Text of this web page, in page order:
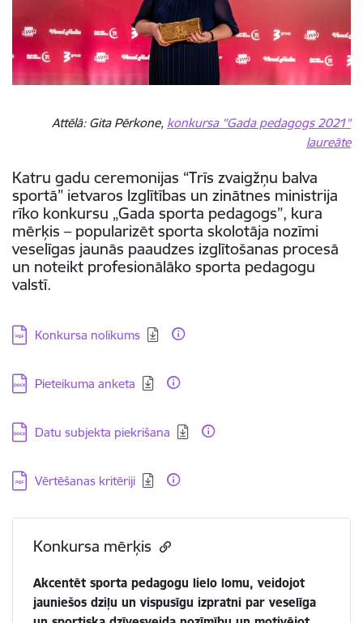
Attēlā: Gita Pērkone, konkursa "Gada pedagogs 2021"
laureāte
Katru gadu ceremonijas “Trīs zvaigžņu balva
sportā” ietvaros Izglītības un zinātnes ministrija
rīko konkursu „Gada sporta pedagogs”, kura
mērķis – popularizēt sporta skolotāja nozīmi
veselīgas jaunās paaudzes izglītošanas procesā
un noteikt profesionālāko sporta pedagogu
valstī.
Lejupielādēt:
Konkursa nolikums
Lejupielādēt:
Pieteikuma anketa
Lejupielādēt:
Datu subjekta piekrišana
Lejupielādēt:
Vērtēšanas kritēriji
Konkursa mērķis
Akcentēt sporta pedagogu lielo lomu, veidojot
jauniešos dziļu un vispusīgu izpratni par veselīga